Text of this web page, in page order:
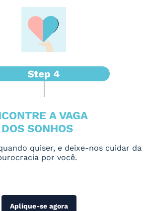
A VAGA
DOS SONHOS
quiser, e deixe-nos cuidar da
por você.
Aplique-se agora